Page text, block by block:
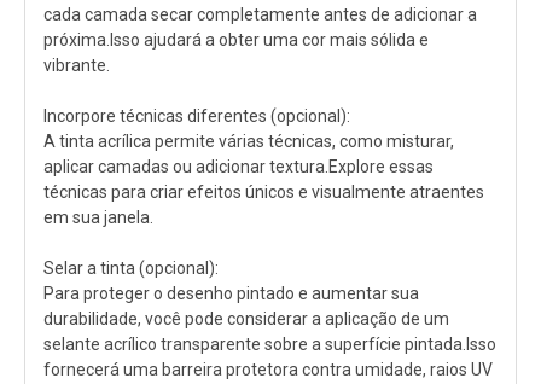
cada camada secar completamente antes de adicionar a
próxima.Isso ajudará a obter uma cor mais sólida e
vibrante.
Incorpore técnicas diferentes (opcional):
A tinta acrílica permite várias técnicas, como misturar,
aplicar camadas ou adicionar textura.Explore essas
técnicas para criar efeitos únicos e visualmente atraentes
em sua janela.
Selar a tinta (opcional):
Para proteger o desenho pintado e aumentar sua
durabilidade, você pode considerar a aplicação de um
selante acrílico transparente sobre a superfície pintada.Isso
fornecerá uma barreira protetora contra umidade, raios UV